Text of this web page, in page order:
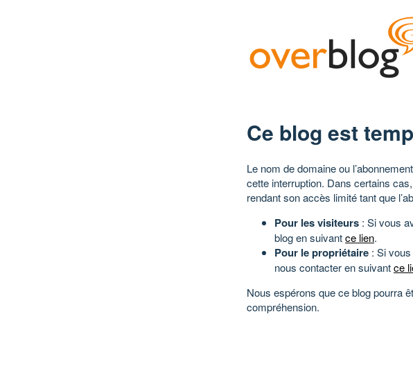
Ce blog est
Le nom de domaine ou
cette interruption. Dans certains
rendant son accès limité tant que
Pour les visiteurs : Si vous
blog en suivantce lien.
Pour le propriétaire : Si
nous contacter en suivantce
Nous espérons que ce blog pourra
compréhension.